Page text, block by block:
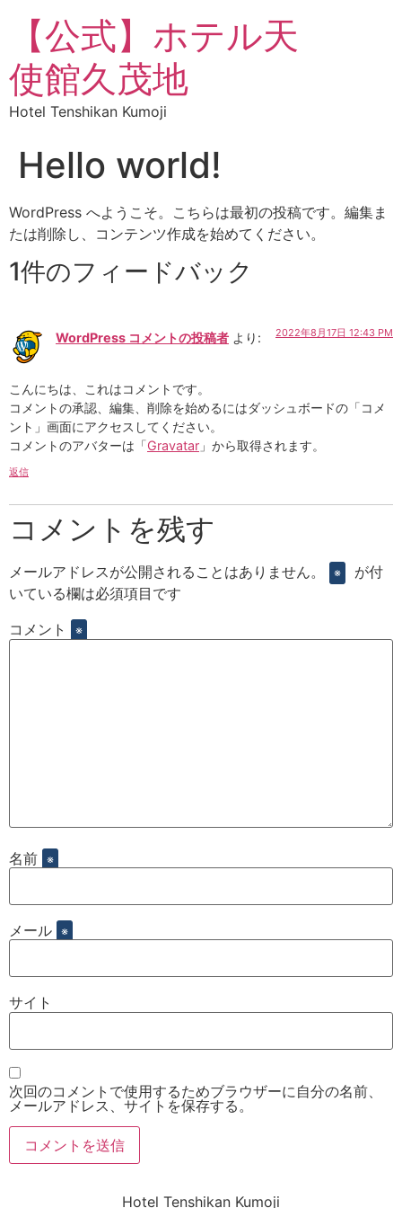
【公式】ホテル天
使館久茂地
Hotel Tenshikan Kumoji
Hello world!
WordPress へようこそ。こちらは最初の投稿です。編集ま
たは削除し、コンテンツ作成を始めてください。
1件のフィードバック
WordPress コメントの投稿者 より: 2022年8月17日 12:43 PM
こんにちは、これはコメントです。
コメントの承認、編集、削除を始めるにはダッシュボードの「コメ
ント」画面にアクセスしてください。
コメントのアバターは「Gravatar 」から取得されます。
返信
コメントを残す
メールアドレスが公開されることはありません。 ※
が付
いている欄は必須項目です
コメント ※
名前 ※
メール ※
サイト
次回のコメントで使用するためブラウザーに自分の名前、
メールアドレス、サイトを保存する。
Hotel Tenshikan Kumoji